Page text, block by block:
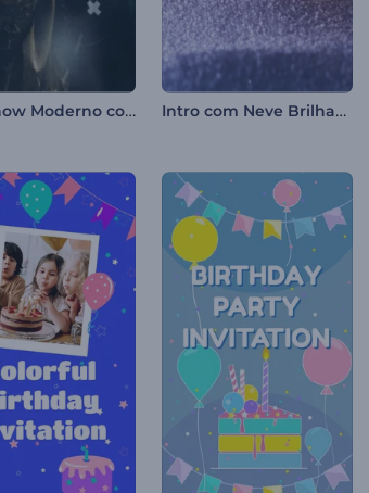
Slideshow Moderno com Efeito Parallax Intro com Neve Brilhante